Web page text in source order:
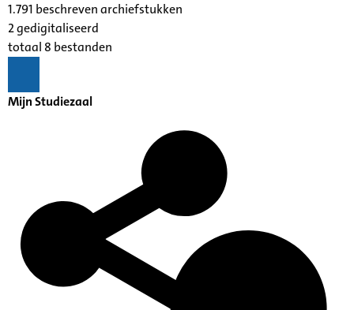
1.791 beschreven archiefstukken
2 gedigitaliseerd
totaal 8 bestanden
Mijn Studiezaal